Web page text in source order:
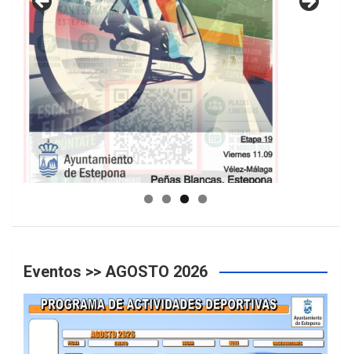
GUIA DE INSTALACIONES DEPORTIVAS
Eventos >> AGOSTO 2026